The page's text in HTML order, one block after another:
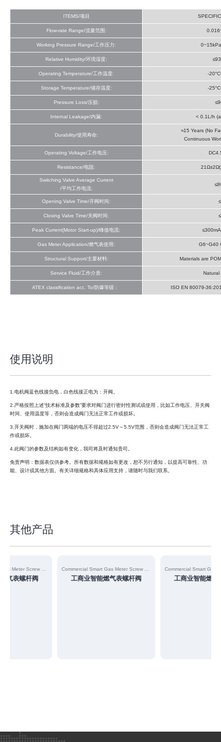
ITEMS/项目
Flow-rate Range/流量范围:
Working Pressure Range/工作压力:
Relative Humidity/环境湿度:
Operating Temperature/工作温度: -
Storage Temperature/储存温度: -
Pressure Loss/压损:
Internal Leakage/内漏: < 0.1L/h
Durability/使用寿命:
≈15 Years (No
Continuous
Operating Voltage/工作电压:
Resistance/电阻:
Switching Valve Average Current
/平均工作电流:
Opening Valve Time/开阀时间:
Closing Valve Time/关阀时间:
Peak Current(Motor Start-up)/峰值电流:
Gas Meter Application/燃气表使用: G6~G40
Structural Support/主要材料: Materials are
Service Fluid/工作介质: Natural
ATEX classification acc. To/防爆等级： ISO EN 80079-
使用说明
1.电机阀蓝色线接负电，白色线接正电为：开阀。
2.严格按照上述“技术标准及参数”要求对阀门进行密封性测试或使用，比如工作电压、开关阀
时间、使用温度等，否则会造成阀门无法正常工作或损坏。
3.开关阀时，施加在阀门两端的电压不得超过2.5V～5.5V范围，否则会造成阀门无法正常工
作或损坏。
4.此阀门的参数及结构如有变化，我司将及时通知贵司。
免责声明：数据表仅供参考。所有数据和规格如有更改，恕不另行通知，以提高可靠性、功
能、设计或其他方面。有关详细规格和具体应用支持，请随时与我们联系。
其他产品
Commercial Smart Gas Meter Screw Valve
表螺杆阀
Commercial Smart Gas Meter Screw Valve
工商业智能燃气表螺杆阀 工商业智能燃气表